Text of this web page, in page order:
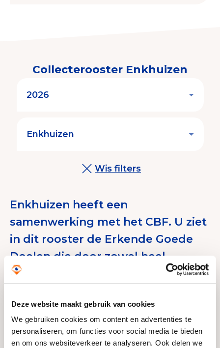
Deze website maakt gebruik van cookies
We gebruiken cookies om content en advertenties te
personaliseren, om functies voor social media te bieden
en om ons websiteverkeer te analyseren. Ook delen we
Collecterooster Enkhuizen
Wis filters
Enkhuizen heeft een
samenwerking met het CBF. U ziet
in dit rooster de Erkende Goede
Doelen die door zowel heel
Nederland collecteren als in uw
betekent dat een goed doel verplicht is te
melden bij de gemeente wanneer zij gaat